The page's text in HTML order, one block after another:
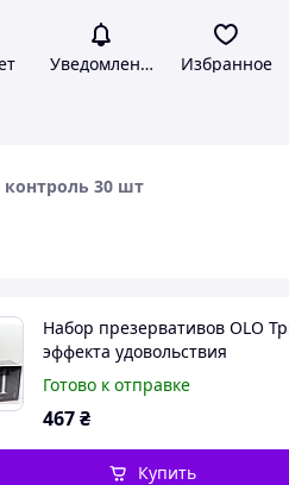
Уведомления Избранное
контроль 30 шт
Набор презервативов OLO
эффекта удовольствия
возбуждение, чувственность и
контроль 30 шт
Готово к отправке
467₴
Купить